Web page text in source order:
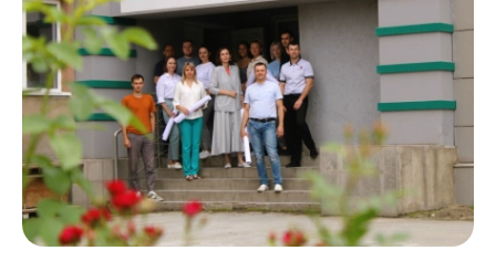
Иные строительные материалы
Проверка на контрафакт
Качество
Заказать цемент
Мобильные лаборатории
Отгрузка и доставка
Автоперевозки
Железнодорожные отгрузки
Водный транспорт
Центры дистрибуции
Охрана труда и здоровья
Наши люди
Социальные инвестиции
Охрана окружающей среды
Закупки
Закупки
Активные закупочные процедуры на ЭТП
Активные закупочные процедуры на
Архив закупочных процедур
Реализация ТМЦ и непрофильных активов
Политика в области закупок
В помощь поставщику
Карьера
ЦЕМРОС медиа
ЦЕМРОС в деле
Не только цемент
Люди ЦЕМРОСа
Технологии и тренды
Контакты
Контакты
Контакты для СМИ